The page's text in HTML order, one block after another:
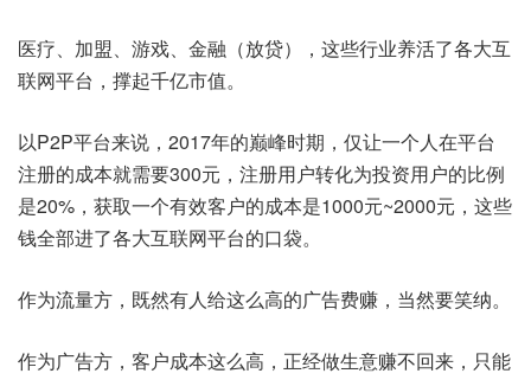
医疗、加盟、游戏、金融（放贷），这些行业养活了各大互
联网平台，撑起千亿市值。
以P2P平台来说，2017年的巅峰时期，仅让一个人在平台
注册的成本就需要300元，注册用户转化为投资用户的比例
是20%，获取一个有效客户的成本是1000元~2000元，这些
钱全部进了各大互联网平台的口袋。
作为流量方，既然有人给这么高的广告费赚，当然要笑纳。
作为广告方，客户成本这么高，正经做生意赚不回来，只能